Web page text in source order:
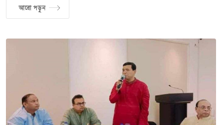
হাইকমিশনার মো. শামীম আহসান ও তার সহধর্মিণী পেন্ডোরা চৌধুরী,
মালয়েশিয়ায় নিযুক্ত ভারতীয় হাইকমিশনার বি এন রেড্ডি, মাল্টিমিডিয়া
মো. সৌদ, পররাষ্ট্র মন্ত্রণালয়সহ মালয়েশিয়ার বিভিন্ন দপ্তরের কর্মকর্তা,
সংখ্যক শিক্ষার্থী, ফ্যাকাল্টি মেম্বার, স্টুডেন্ট অ্যাসোসিয়েশনের নেতা,
মালয়েশিয়ায় বাংলাদেশ কমিউনিটির নেতা, সাংবাদিক এবং হাইকমিশনের
আরো পড়ুন